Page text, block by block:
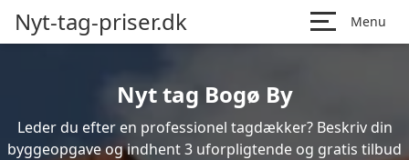
Nyt-tag-priser.dk Menu
Nyt tag Bogø By
Leder du efter en professionel tagdækker? Beskriv din
byggeopgave og indhent 3 uforpligtende og gratis tilbud